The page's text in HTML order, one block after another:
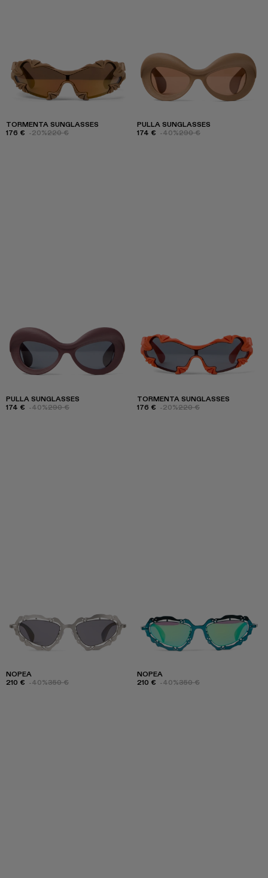
TORMENTA SUNGLASSES
176 € -20%220 €
PULLA SUNGLASSES
174 € -40%290 €
PULLA SUNGLASSES
174 € -40%290 €
TORMENTA SUNGLASSES
176 € -20%220 €
NOPEA
210 € -40%350 €
NOPEA
210 € -40%350 €